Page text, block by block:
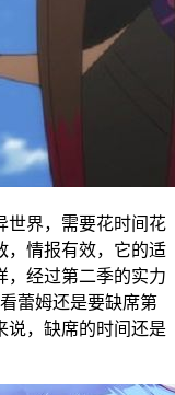
世界，需要花时间花
，情报有效，它的适
，经过第二季的实力
蕾姆还是要缺席第
说，缺席的时间还是